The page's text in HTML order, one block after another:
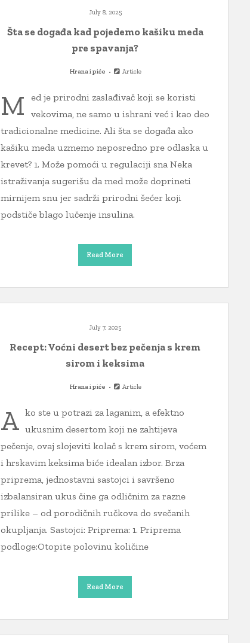
July 8, 2025
Šta se događa kad pojedemo kašiku meda
pre spavanja?
Hrana i piće Article
M
ed je prirodni zaslađivač koji se koristi
vekovima, ne samo u ishrani već i kao deo
tradicionalne medicine. Ali šta se događa ako
kašiku meda uzmemo neposredno pre odlaska u
krevet? 1. Može pomoći u regulaciji sna Neka
istraživanja sugerišu da med može doprineti
mirnijem snu jer sadrži prirodni šećer koji
podstiče blago lučenje insulina.
Read More
July 7, 2025
Recept: Voćni desert bez pečenja s krem
sirom i keksima
Hrana i piće Article
A ko ste u potrazi za laganim, a efektno
ukusnim desertom koji ne zahtijeva
pečenje, ovaj slojeviti kolač s krem sirom, voćem
i hrskavim keksima biće idealan izbor. Brza
priprema, jednostavni sastojci i savršeno
izbalansiran ukus čine ga odličnim za razne
prilike – od porodičnih ručkova do svečanih
okupljanja. Sastojci: Priprema: 1. Priprema
podloge:Otopite polovinu količine
Read More